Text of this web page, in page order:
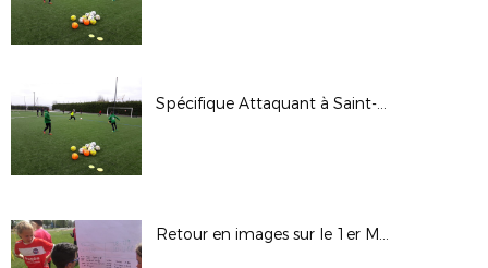
Spécifique Attaquant à Saint-Flour Avril 2019
Retour en images sur le 1er Mai 2019